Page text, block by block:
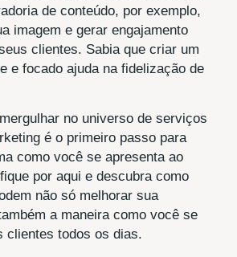
de conteúdo, por exemplo,
imagem e gerar engajamento
clientes. Sabia que criar um
e focado ajuda na fidelização de
no universo de serviços
é o primeiro passo para
como você se apresenta ao
por aqui e descubra como
não só melhorar sua
a maneira como você se
clientes todos os dias.